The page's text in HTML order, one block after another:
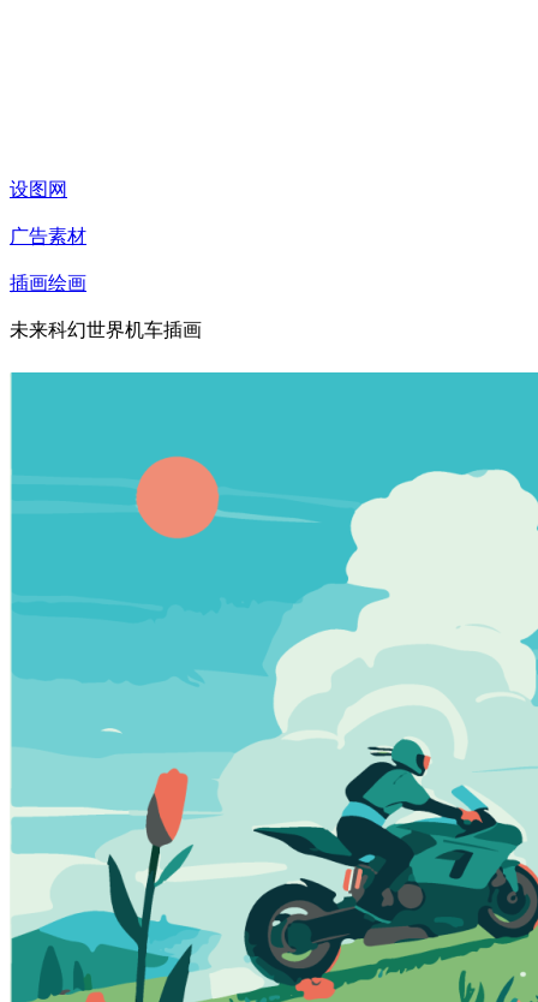
设图网
广告素材
插画绘画
未来科幻世界机车插画